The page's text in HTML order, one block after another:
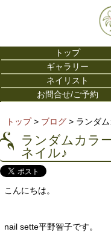
トップ
ギャラリー
ネイリスト
お問合せ/ご予約
トップ> ブログ > ランダ
ランダムカラ
ネイル♪
こんにちは。
nail sette平野智子です。